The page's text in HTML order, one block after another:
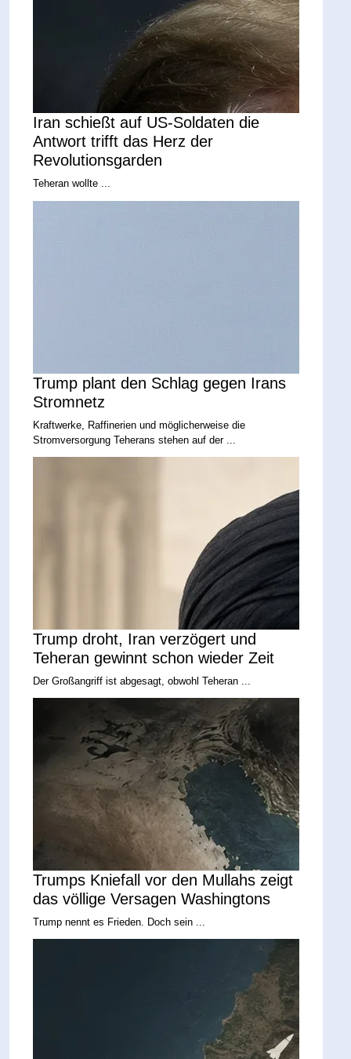
Iran schießt auf US-Soldaten die
Antwort trifft das Herz der
Revolutionsgarden
Teheran wollte ...
Trump plant den Schlag gegen Irans
Stromnetz
Kraftwerke, Raffinerien und möglicherweise die
Stromversorgung Teherans stehen auf der ...
Trump droht, Iran verzögert und
Teheran gewinnt schon wieder Zeit
Der Großangriff ist abgesagt, obwohl Teheran ...
Trumps Kniefall vor den Mullahs zeigt
das völlige Versagen Washingtons
Trump nennt es Frieden. Doch sein ...